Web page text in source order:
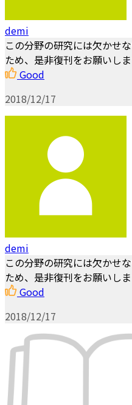
demi
この分野の研究には欠かせ
ため、是非復刊をお願いしま
Good
2018/12/17
demi
この分野の研究には欠かせ
ため、是非復刊をお願いしま
Good
2018/12/17